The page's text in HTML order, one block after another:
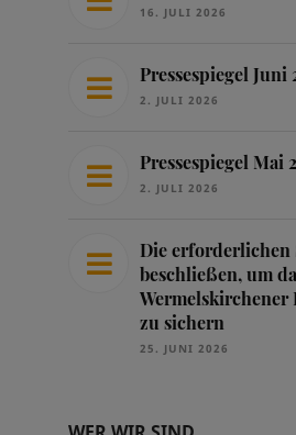
16. JULI 2026
Pressespiegel Juni
2. JULI 2026
Pressespiegel Mai
2. JULI 2026
Die erforderlichen
beschließen, um
Wermelskirchener
zu sichern
25. JUNI 2026